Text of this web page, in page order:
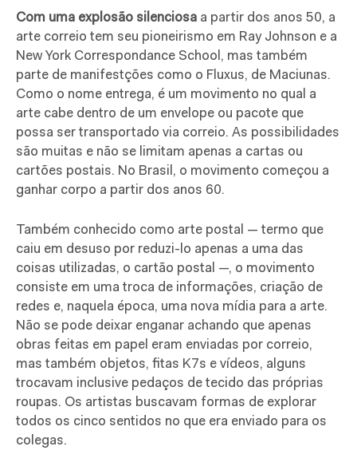
Com uma explosão silenciosa a partir dos anos 50, a
arte correio tem seu pioneirismo em Ray Johnson e a
New York Correspondance School, mas também
parte de manifestções como o Fluxus, de Maciunas.
Como o nome entrega, é um movimento no qual a
arte cabe dentro de um envelope ou pacote que
possa ser transportado via correio. As possibilidades
são muitas e não se limitam apenas a cartas ou
cartões postais. No Brasil, o movimento começou a
ganhar corpo a partir dos anos 60.
Também conhecido como arte postal — termo que
caiu em desuso por reduzi-lo apenas a uma das
coisas utilizadas, o cartão postal —, o movimento
consiste em uma troca de informações, criação de
redes e, naquela época, uma nova mídia para a arte.
Não se pode deixar enganar achando que apenas
obras feitas em papel eram enviadas por correio,
mas também objetos, fitas K7s e vídeos, alguns
trocavam inclusive pedaços de tecido das próprias
roupas. Os artistas buscavam formas de explorar
todos os cinco sentidos no que era enviado para os
colegas.